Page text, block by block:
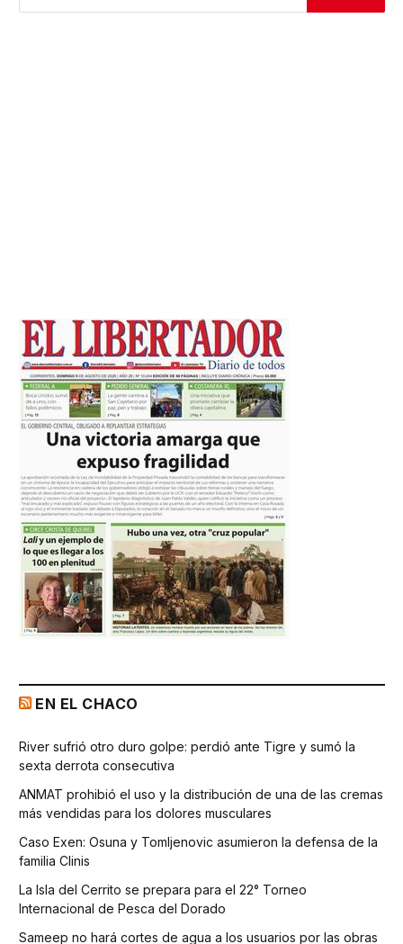
EN EL CHACO
River sufrió otro duro golpe: perdió ante Tigre y sumó la
sexta derrota consecutiva
ANMAT prohibió el uso y la distribución de una de las cremas
más vendidas para los dolores musculares
Caso Exen: Osuna y Tomljenovic asumieron la defensa de la
familia Clinis
La Isla del Cerrito se prepara para el 22° Torneo
Internacional de Pesca del Dorado
Sameep no hará cortes de agua a los usuarios por las obras